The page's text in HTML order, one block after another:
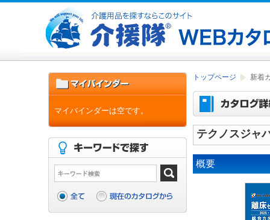
トップページ 新着
テクノスジ
概要
マイバインダーは空です。